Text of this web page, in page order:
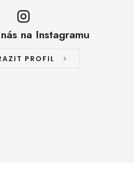
na Instagramu
PROFIL